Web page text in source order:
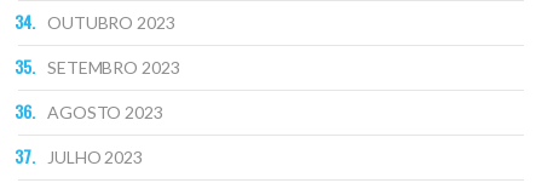
OUTUBRO 2023
SETEMBRO 2023
AGOSTO 2023
JULHO 2023